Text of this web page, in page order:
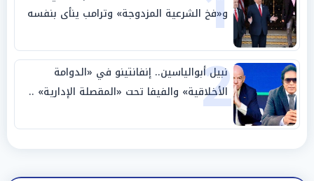
و«فخ الشرعية المزدوجة» وترامب ينأى بنفسه
وحليفه في «ميتم استراتيجي»
2
نبيل أبوالياسين.. إنفانتينو في «الدوامة
الأخلاقية» والفيفا تحت «المقصلة الإدارية» ..
«عبادة العرش وجنازة المصداقية»